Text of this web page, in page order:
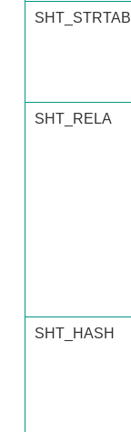
SHT_STRTAB
SHT_RELA
SHT_HASH